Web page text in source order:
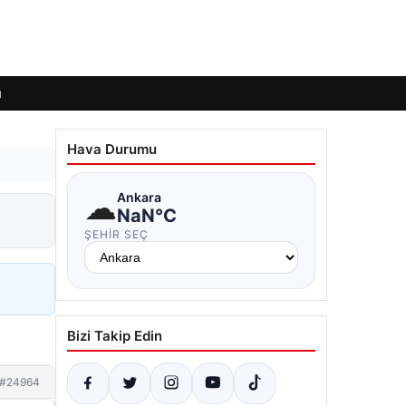
#24964
Hava Durumu
☁Ankara
NaN°C
ŞEHIR SEÇ
Bizi Takip Edin